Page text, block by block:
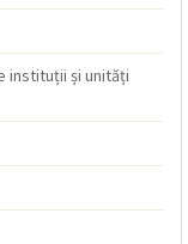
instituții și unități